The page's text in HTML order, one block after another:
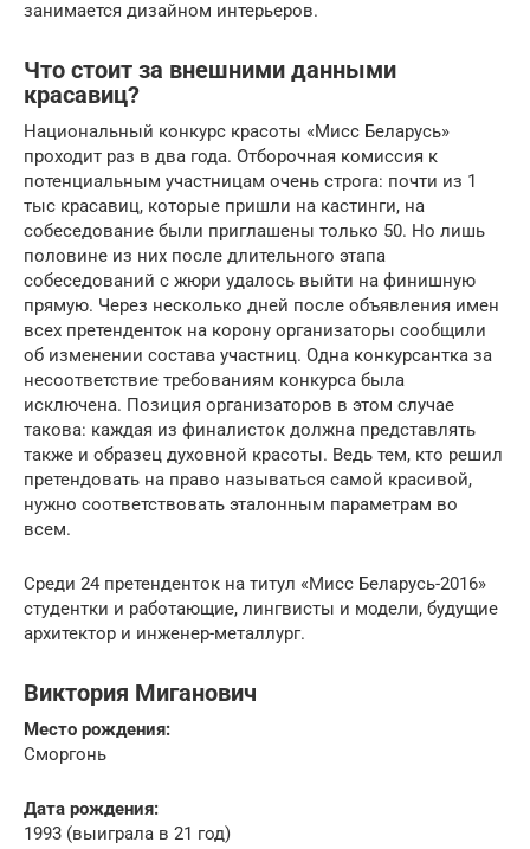
занимается дизайном интерьеров.
Что стоит за внешними данными
красавиц?
Национальный конкурс красоты «Мисс Беларусь»
проходит раз в два года. Отборочная комиссия к
потенциальным участницам очень строга: почти из 1
тыс красавиц, которые пришли на кастинги, на
собеседование были приглашены только 50. Но лишь
половине из них после длительного этапа
собеседований с жюри удалось выйти на финишную
прямую. Через несколько дней после объявления имен
всех претенденток на корону организаторы сообщили
об изменении состава участниц. Одна конкурсантка за
несоответствие требованиям конкурса была
исключена. Позиция организаторов в этом случае
такова: каждая из финалисток должна представлять
также и образец духовной красоты. Ведь тем, кто решил
претендовать на право называться самой красивой,
нужно соответствовать эталонным параметрам во
всем.
Среди 24 претенденток на титул «Мисс Беларусь-2016»
студентки и работающие, лингвисты и модели, будущие
архитектор и инженер-металлург.
Виктория Миганович
Место рождения:
Сморгонь
Дата рождения:
1993 (выиграла в 21 год)